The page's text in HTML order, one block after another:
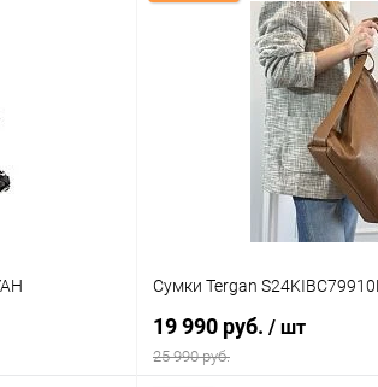
Сумки Tergan
19 990 руб. / шт
25 990 руб.